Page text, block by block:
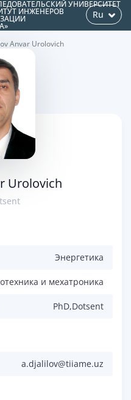
УНИВЕРСИТЕТ
ИНЖЕНЕРОВ Ru
Anvar Urolovich
Urolovich
Энергетикa
и мехатроника
PhD,Dotsent
a.djalilov@tiiame.uz